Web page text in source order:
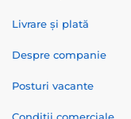
Livrare și plată
Despre companie
Posturi vacante
Condiții comerciale